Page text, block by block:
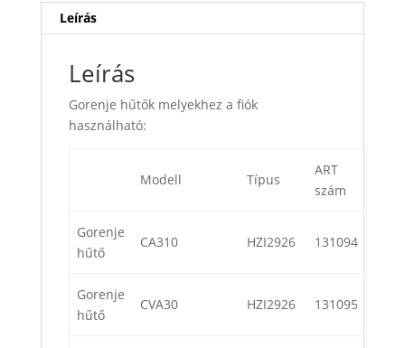
Leírás
Leírás
Gorenje hűtők melyekhez a fiók
használható:
Modell Típus
ART
szám
Gorenje
hűtő
CA310 HZI2926 131094
Gorenje
hűtő
CVA30 HZI2926 131095